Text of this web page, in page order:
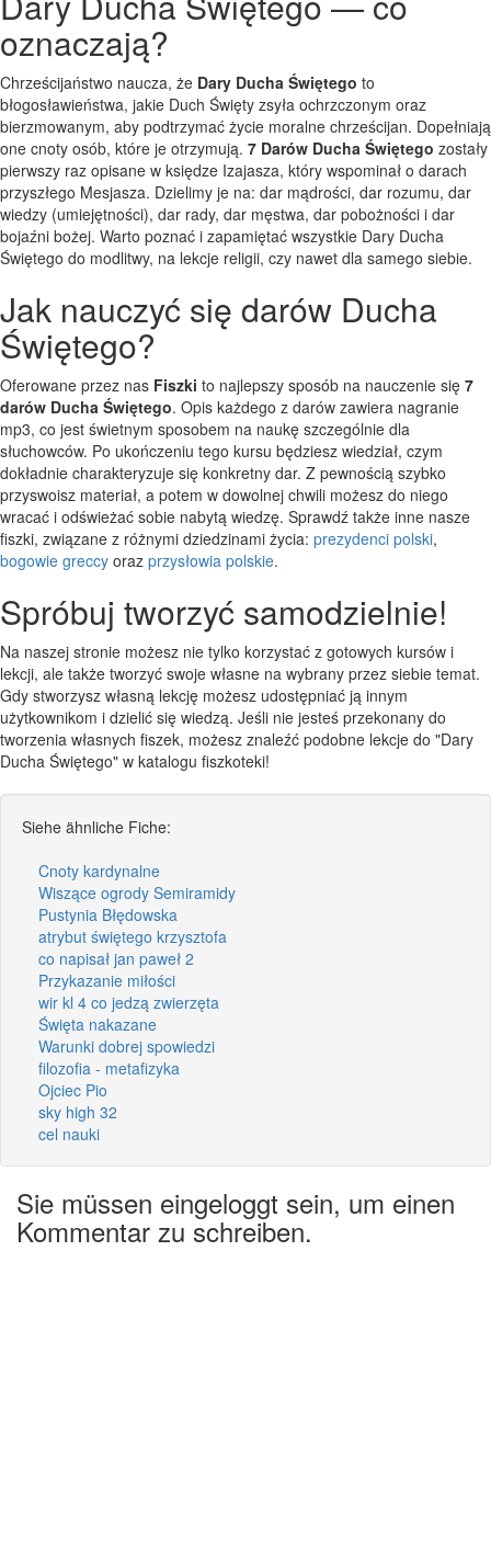
oznaczają?
Chrześcijaństwo naucza, że Dary Ducha Świętego to
błogosławieństwa, jakie Duch Święty zsyła ochrzczonym oraz
bierzmowanym, aby podtrzymać życie moralne chrześcijan. Dopełniają
one cnoty osób, które je otrzymują. 7 Darów Ducha Świętego zostały
pierwszy raz opisane w księdze Izajasza, który wspominał o darach
przyszłego Mesjasza. Dzielimy je na: dar mądrości, dar rozumu, dar
wiedzy (umiejętności), dar rady, dar męstwa, dar pobożności i dar
bojaźni bożej. Warto poznać i zapamiętać wszystkie Dary Ducha
Świętego do modlitwy, na lekcje religii, czy nawet dla samego siebie.
Jak nauczyć się darów Ducha
Świętego?
Oferowane przez nas Fiszki to najlepszy sposób na nauczenie się 7
darów Ducha Świętego. Opis każdego z darów zawiera nagranie
mp3, co jest świetnym sposobem na naukę szczególnie dla
słuchowców. Po ukończeniu tego kursu będziesz wiedział, czym
dokładnie charakteryzuje się konkretny dar. Z pewnością szybko
przyswoisz materiał, a potem w dowolnej chwili możesz do niego
wracać i odświeżać sobie nabytą wiedzę. Sprawdź także inne nasze
fiszki, związane z różnymi dziedzinami życia: prezydenci polski,
bogowie greccy oraz przysłowia polskie.
Spróbuj tworzyć samodzielnie!
Na naszej stronie możesz nie tylko korzystać z gotowych kursów i
lekcji, ale także tworzyć swoje własne na wybrany przez siebie temat.
Gdy stworzysz własną lekcję możesz udostępniać ją innym
użytkownikom i dzielić się wiedzą. Jeśli nie jesteś przekonany do
tworzenia własnych fiszek, możesz znaleźć podobne lekcje do "Dary
Ducha Świętego" w katalogu fiszkoteki!
Siehe ähnliche Fiche:
Cnoty kardynalne
Wiszące ogrody Semiramidy
Pustynia Błędowska
atrybut świętego krzysztofa
co napisał jan paweł 2
Przykazanie miłości
wir kl 4 co jedzą zwierzęta
Święta nakazane
Warunki dobrej spowiedzi
filozofia - metafizyka
Ojciec Pio
sky high 32
cel nauki
Sie müssen eingeloggt sein, um einen
Kommentar zu schreiben.